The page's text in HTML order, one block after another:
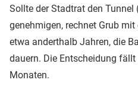
Sollte der Stadtrat den
genehmigen, rechnet Grub
etwa anderthalb Jahren, die
dauern. Die Entscheidung
Monaten.